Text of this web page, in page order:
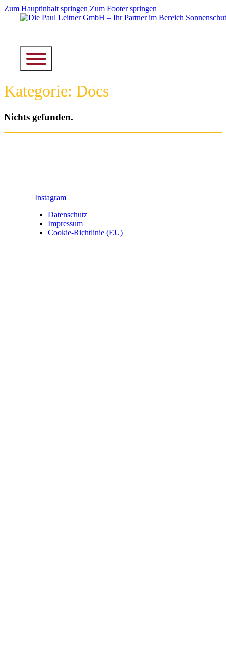
Zum Hauptinhalt springen Zum Footer springen
Kategorie: Docs
Nichts gefunden.
Instagram
Datenschutz
Impressum
Cookie-Richtlinie (EU)